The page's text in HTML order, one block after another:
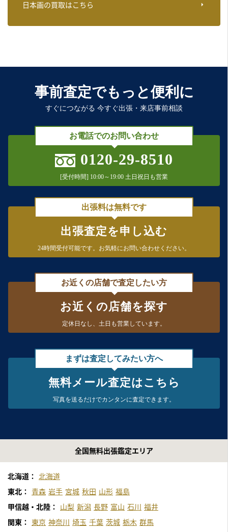
日本画の買取はこちら
事前査定でもっと便利に
すぐにつながる 今すぐ出張・来店事前相談
お電話でのお問い合わせ
0120-29-8510
[受付時間] 10:00～19:00 土日祝日も営業
出張料は無料です
出張査定を申し込む
24時間受付可能です。 お気軽にお問い合わせください。
お近くの店舗で査定したい方
お近くの店舗を探す
定休日なし、 土日も営業しています。
まずは査定してみたい方へ
無料メール査定はこちら
写真を送るだけでカンタンに査定できます。
全国無料出張鑑定エリア
北海道： 北海道
東北： 青森 岩手 宮城 秋田 山形 福島
甲信越・北陸：
山梨 新潟 長野 富山 石川 福井
関東：
東京 神奈川 埼玉 千葉 茨城 栃木 群馬